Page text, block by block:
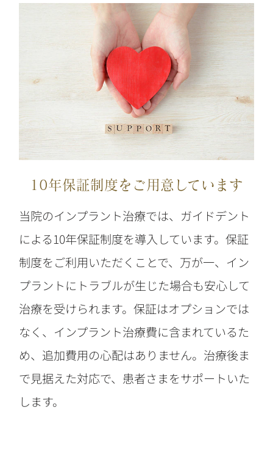
10年保証制度をご用意しています
当院のインプラント治療では、ガイドデント
による10年保証制度を導入しています。保証
制度をご利用いただくことで、万が一、イン
プラントにトラブルが生じた場合も安心して
治療を受けられます。保証はオプションでは
なく、インプラント治療費に含まれているた
め、追加費用の心配はありません。治療後ま
で見据えた対応で、患者さまをサポートいた
します。